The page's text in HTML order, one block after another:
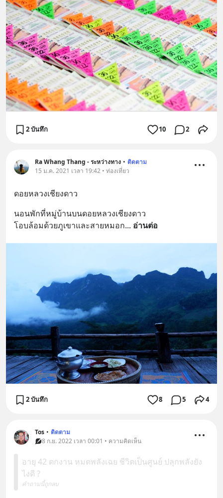
2 บันทึก 10 2
Ra Whang Thang - ระหว่างทาง • ติดตาม
15 ม.ค. 2021 เวลา 19:42 • ท่องเที่ยว
ดอยหลวงเชียงดาว
นอนพักที่หมู่บ้านบนดอยหลวงเชียงดาว
โอบล้อมด้วยภูเขาและสายหมอก... อ่านต่อ
2 บันทึก 8 5 4
Tos • ติดตาม
8 ก.ย. 2022 เวลา 00:01 • ความคิดเห็น
อายุ 42 ตกงาน หมดพลังเฉย ชีวิตเป็นศูนย์ ปลุกพลังยัง
ไงดี ?
คำถามนี้ถูกลบ